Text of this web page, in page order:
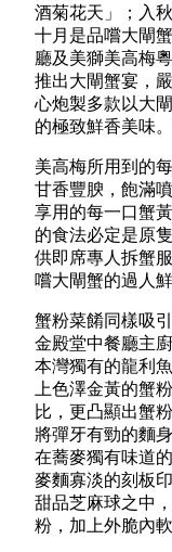
酒菊花天」；入
十月是品嚐大閘
廳及美獅美高梅
推出大閘蟹宴，
心炮製多款以大
的極致鮮香美味。
美高梅所用到的
甘香豐腴，飽滿
享用的每一口蟹
的食法必定是原
供即席專人拆蟹
嚐大閘蟹的過人鮮
蟹粉菜餚同樣吸
金殿堂中餐廳主
本灣獨有的龍利
上色澤金黃的蟹
比，更凸顯出蟹
將彈牙有勁的麵
在蕎麥獨有味道
麥麵寡淡的刻板
甜品芝麻球之中
粉，加上外脆內